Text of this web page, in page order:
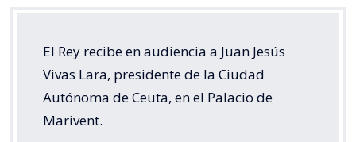
El Rey recibe en audiencia a Juan Jesús
Vivas Lara, presidente de la Ciudad
Autónoma de Ceuta, en el Palacio de
Marivent.